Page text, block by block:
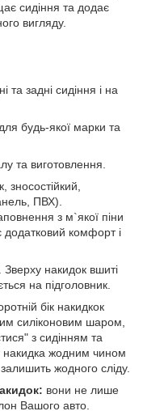
сидіння та додає
вигляду.
та задні сидіння і на
будь-якої марки та
та виготовлення.
ПВХ).
з м`якої піни
комфорт і
Зверху накидок вшиті
на підголовник.
бік накидкок
силіконовим шаром,
з сидінням та
жодним чином
жодного сліду.
вони не лише
Вашого авто.